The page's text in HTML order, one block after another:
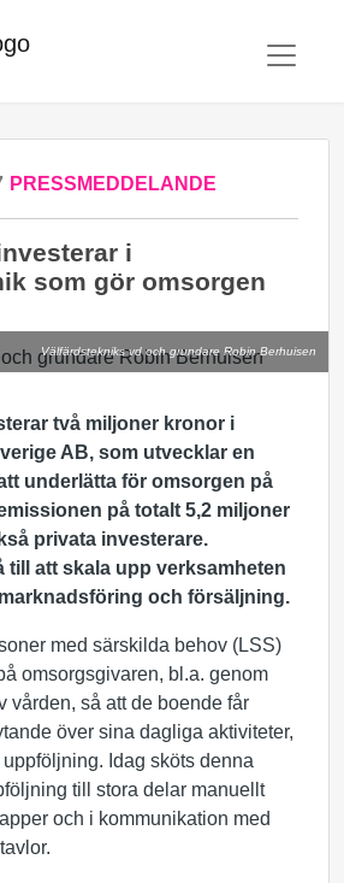
PRESSMEDDELANDE
i
som gör omsorgen
Välfärdstekniks vd och grundare Robin Berhuisen
två miljoner kronor i
AB, som utvecklar en
underlätta för omsorgen på
emissionen på totalt 5,2 miljoner
privata investerare.
till att skala upp verksamheten
och försäljning.
med särskilda behov (LSS)
omsorgsgivaren, bl.a. genom
vården, så att de boende får
över sina dagliga aktiviteter,
Idag sköts denna
till stora delar manuellt
och i kommunikation med